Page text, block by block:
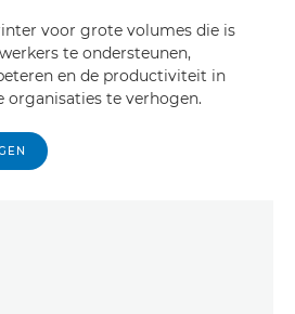
voor grote volumes die is
te ondersteunen,
en de productiviteit in
organisaties te verhogen.